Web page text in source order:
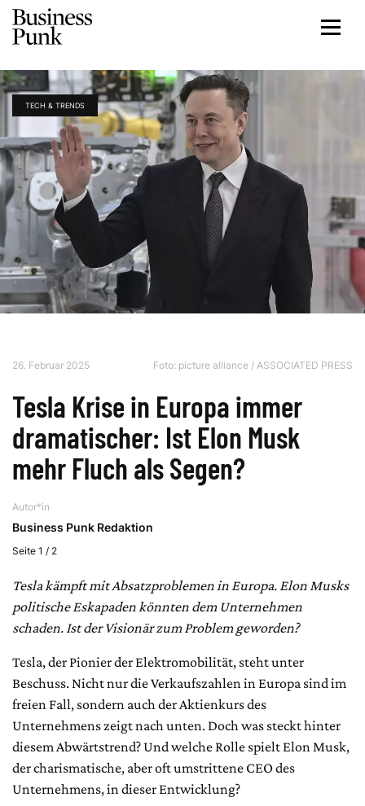
TECH & TRENDS
26. Februar 2025 Foto: picture alliance / ASSOCIATED PRESS
Tesla Krise in Europa immer
dramatischer: Ist Elon Musk
mehr Fluch als Segen?
Autor*in
Business Punk Redaktion
Seite 1 / 2
Tesla kämpft mit Absatzproblemen in Europa. Elon Musks
politische Eskapaden könnten dem Unternehmen
schaden. Ist der Visionär zum Problem geworden?
Tesla, der Pionier der Elektromobilität, steht unter
Beschuss. Nicht nur die Verkaufszahlen in Europa sind im
freien Fall, sondern auch der Aktienkurs des
Unternehmens zeigt nach unten. Doch was steckt hinter
diesem Abwärtstrend? Und welche Rolle spielt Elon Musk,
der charismatische, aber oft umstrittene CEO des
Unternehmens, in dieser Entwicklung?